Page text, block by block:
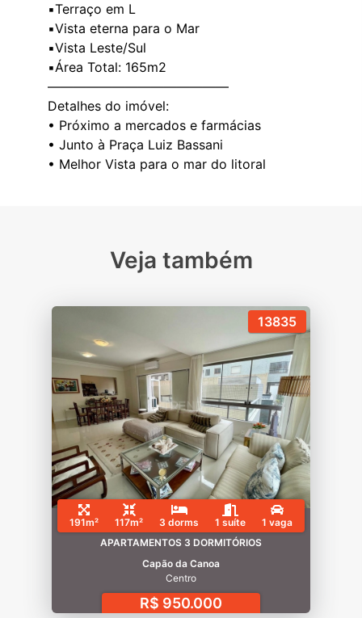
▪️Terraço em L
▪️Vista eterna para o Mar
▪️Vista Leste/Sul
▪️Área Total: 165m2
——————————————
Detalhes do imóvel:
• Próximo a mercados e farmácias
• Junto à Praça Luiz Bassani
Veja também
13835
191m² 117m² 3 dorms 1 suíte
1 vaga
APARTAMENTOS 3 DORMITÓRIOS
Capão da Canoa
Centro
R$ 950.000